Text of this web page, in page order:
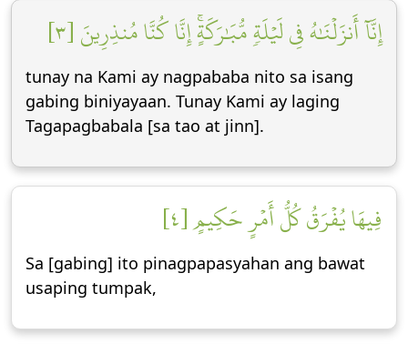
إِنَّآ أَنزَلۡنَٰهُ فِي لَيۡلَةٖ مُّبَٰرَكَةٍۚ إِنَّا كُنَّا مُنذِرِينَ [٣]
tunay na Kami ay nagpababa nito sa isang
gabing biniyayaan. Tunay Kami ay laging
Tagapagbabala [sa tao at jinn].
فِيهَا يُفۡرَقُ كُلُّ أَمۡرٍ حَكِيمٍ [٤]
Sa [gabing] ito pinagpapasyahan ang bawat
usaping tumpak,